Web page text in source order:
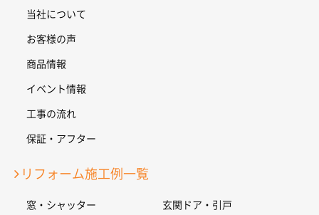
当社について
お客様の声
商品情報
イベント情報
工事の流れ
保証・アフター
リフォーム施工例一覧
窓・シャッター 玄関ドア・引戸